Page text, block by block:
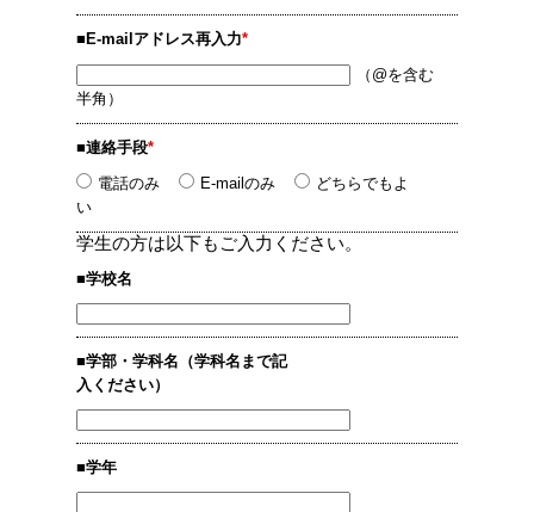
■E-mailアドレス再入力*
（@を含む
半角）
■連絡手段*
電話のみ E-mailのみ
どちらでもよ
い
学生の方は以下もご入力ください。
■学校名
■学部・学科名（学科名まで記
入ください）
■学年